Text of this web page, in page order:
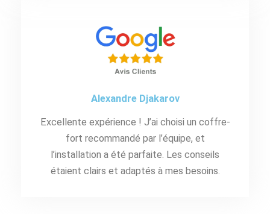
Alexandre Djakarov
Excellente expérience ! J’ai choisi un coffre-
fort recommandé par l’équipe, et
l’installation a été parfaite. Les conseils
étaient clairs et adaptés à mes besoins.